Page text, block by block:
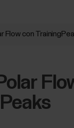
Flow con